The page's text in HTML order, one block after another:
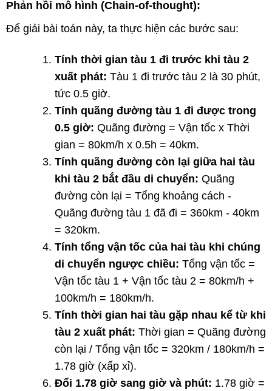
Phản hồi mô hình (Chain-of-thought):
Để giải bài toán này, ta thực hiện các bước sau:
Tính thời gian tàu 1 đi trước khi tàu 2
xuất phát: Tàu 1 đi trước tàu 2 là 30 phút,
tức 0.5 giờ.
Tính quãng đường tàu 1 đi được trong
0.5 giờ: Quãng đường = Vận tốc x Thời
gian = 80km/h x 0.5h = 40km.
Tính quãng đường còn lại giữa hai tàu
khi tàu 2 bắt đầu di chuyển: Quãng
đường còn lại = Tổng khoảng cách -
Quãng đường tàu 1 đã đi = 360km - 40km
= 320km.
Tính tổng vận tốc của hai tàu khi chúng
di chuyển ngược chiều: Tổng vận tốc =
Vận tốc tàu 1 + Vận tốc tàu 2 = 80km/h +
100km/h = 180km/h.
Tính thời gian hai tàu gặp nhau kể từ khi
tàu 2 xuất phát: Thời gian = Quãng đường
còn lại / Tổng vận tốc = 320km / 180km/h =
1.78 giờ (xấp xỉ).
Đổi 1.78 giờ sang giờ và phút: 1.78 giờ =